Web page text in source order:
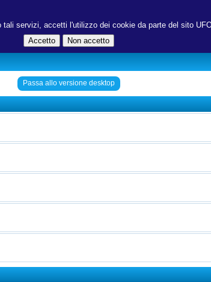
servizi, accetti l'utilizzo dei cookie da parte del sito
Passa allo versione desktop